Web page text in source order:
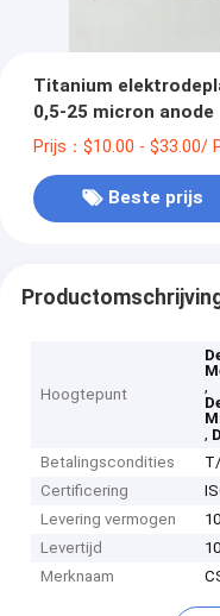
Titanium
0,5-25 micron anode
Prijs：$10.00 - $33.00/
Beste prijs
Hoogtepunt
,
,
Betalingscondities
Certificering
Levering vermogen
Levertijd
Merknaam